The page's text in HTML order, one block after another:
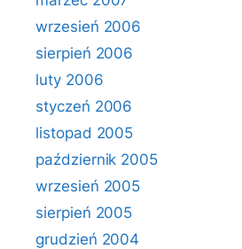
wrzesień 2006
sierpień 2006
luty 2006
styczeń 2006
listopad 2005
październik 2005
wrzesień 2005
sierpień 2005
grudzień 2004